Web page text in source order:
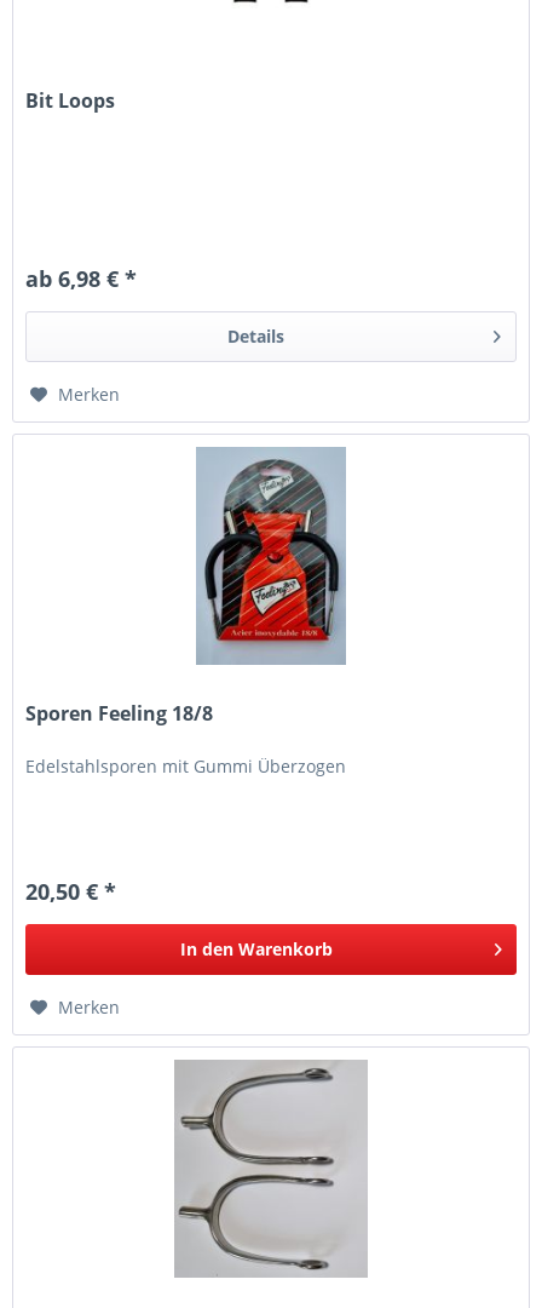
Bit Loops
ab 6,98 € *
Details
Merken
Sporen Feeling 18/8
Edelstahlsporen mit Gummi Überzogen
20,50 € *
In den Warenkorb
Merken